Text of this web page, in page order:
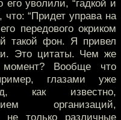
уволили, “гадкой и
“Придет управа на
передового окриком
такой фон. Я привел
Это цитаты. Чем же
Вообще что
глазами уже
как известно,
организаций,
не только различные